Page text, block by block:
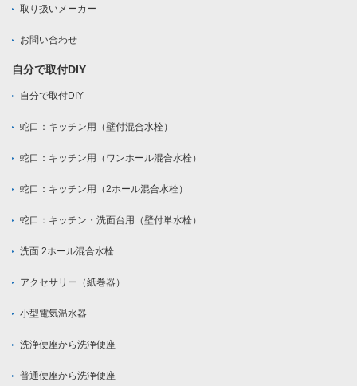
取り扱いメーカー
お問い合わせ
自分で取付DIY
自分で取付DIY
蛇口：キッチン用（壁付混合水栓）
蛇口：キッチン用（ワンホール混合水栓）
蛇口：キッチン用（2ホール混合水栓）
蛇口：キッチン・洗面台用（壁付単水栓）
洗面 2ホール混合水栓
アクセサリー（紙巻器）
小型電気温水器
洗浄便座から洗浄便座
普通便座から洗浄便座